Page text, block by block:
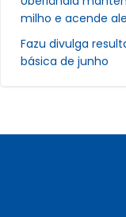
milho e acende
Fazu divulga
básica de junho